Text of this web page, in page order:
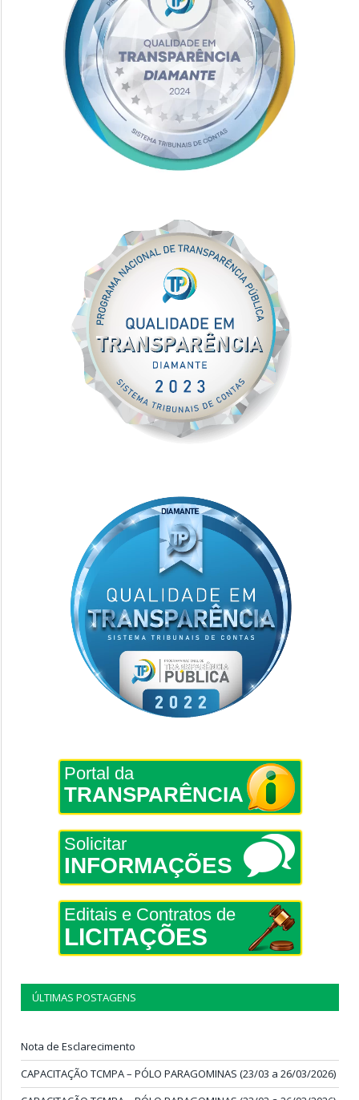
Portal da
TRANSPARÊNCIA
Solicitar
INFORMAÇÕES
Editais e Contratos de
LICITAÇÕES
ÚLTIMAS POSTAGENS
Nota de Esclarecimento
CAPACITAÇÃO TCMPA – PÓLO PARAGOMINAS (23/03 a 26/03/2026)